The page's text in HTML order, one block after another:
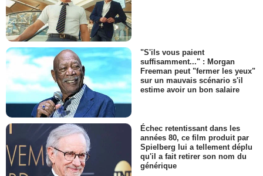
"S'ils vous paient
suffisamment..." : Morgan
Freeman peut "fermer les yeux"
sur un mauvais scénario s'il
estime avoir un bon salaire
Échec retentissant dans les
années 80, ce film produit par
Spielberg lui a tellement déplu
qu'il a fait retirer son nom du
générique